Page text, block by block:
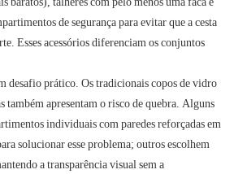
de segurança para evitar que a cesta
Esses acessórios diferenciam os conjuntos
desafio prático. Os tradicionais copos de vidro
também apresentam o risco de quebra. Alguns
individuais com paredes reforçadas em
solucionar esse problema; outros escolhem
a transparência visual sem a